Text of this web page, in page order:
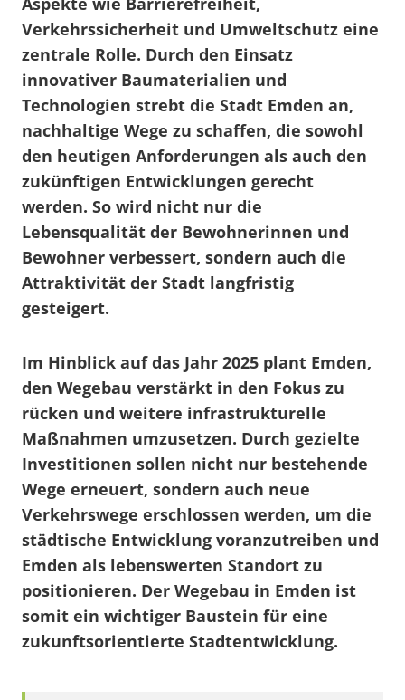
Verkehrssicherheit und Umweltschutz eine
zentrale Rolle. Durch den Einsatz
innovativer Baumaterialien und
Technologien strebt die Stadt Emden an,
nachhaltige Wege zu schaffen, die sowohl
den heutigen Anforderungen als auch den
zukünftigen Entwicklungen gerecht
werden. So wird nicht nur die
Lebensqualität der Bewohnerinnen und
Bewohner verbessert, sondern auch die
Attraktivität der Stadt langfristig
gesteigert.
Im Hinblick auf das Jahr 2025 plant Emden,
den Wegebau verstärkt in den Fokus zu
rücken und weitere infrastrukturelle
Maßnahmen umzusetzen. Durch gezielte
Investitionen sollen nicht nur bestehende
Wege erneuert, sondern auch neue
Verkehrswege erschlossen werden, um die
städtische Entwicklung voranzutreiben und
Emden als lebenswerten Standort zu
positionieren. Der Wegebau in Emden ist
somit ein wichtiger Baustein für eine
zukunftsorientierte Stadtentwicklung.